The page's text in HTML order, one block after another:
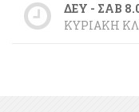
ΔΕΥ - ΣΑΒ
ΚΥΡΙΑΚΗ